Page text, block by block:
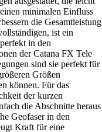
minimalen Einfluss
die Gesamtleistung
ist ein
in den
der Catana FX Tele
sind sie perfekt für
Größen
können. Für das
der kurzen
die Abschnitte heraus
Geofaser in den
Kraft für eine